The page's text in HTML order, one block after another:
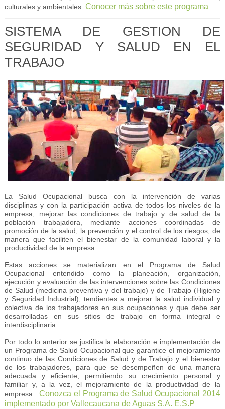
culturales y ambientales.Conocer más sobre este programa
SISTEMA DE GESTION DE
SEGURIDAD Y SALUD EN EL
TRABAJO
La Salud Ocupacional busca con la intervención de varias
disciplinas y con la participación activa de todos los niveles de la
empresa, mejorar las condiciones de trabajo y de salud de la
población trabajadora, mediante acciones coordinadas de
promoción de la salud, la prevención y el control de los riesgos, de
manera que faciliten el bienestar de la comunidad laboral y la
productividad de la empresa.
Estas acciones se materializan en el Programa de Salud
Ocupacional entendido como la planeación, organización,
ejecución y evaluación de las intervenciones sobre las Condiciones
de Salud (medicina preventiva y del trabajo) y de Trabajo (Higiene
y Seguridad Industrial), tendientes a mejorar la salud individual y
colectiva de los trabajadores en sus ocupaciones y que debe ser
desarrolladas en sus sitios de trabajo en forma integral e
interdisciplinaria.
Por todo lo anterior se justifica la elaboración e implementación de
un Programa de Salud Ocupacional que garantice el mejoramiento
continuo de las Condiciones de Salud y de Trabajo y el bienestar
de los trabajadores, para que se desempeñen de una manera
adecuada y eficiente, permitiendo su crecimiento personal y
familiar y, a la vez, el mejoramiento de la productividad de la
empresa.Conozca el Programa de Salud Ocupacional 2014
implementado por Vallecaucana de Aguas S.A. E.S.P